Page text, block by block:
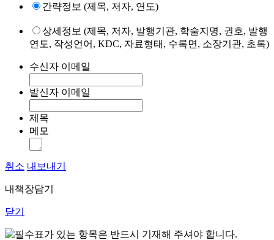
간략정보 (제목, 저자, 연도)
상세정보 (제목, 저자, 발행기관, 학술지명, 권호, 발행
연도, 작성언어, KDC, 자료형태, 수록면, 소장기관, 초록)
수신자 이메일
발신자 이메일
제목
메모
취소 내보내기
내책장담기
닫기
표가 있는 항목은 반드시 기재해 주셔야 합니다.